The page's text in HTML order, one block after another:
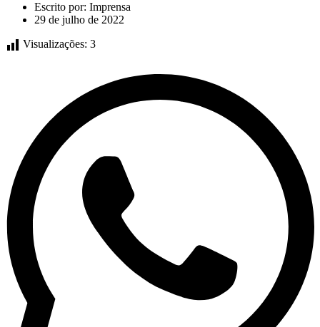
Escrito por: Imprensa
29 de julho de 2022
Visualizações: 3